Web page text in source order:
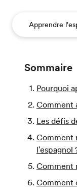
Apprendre
Sommaire
Pourquoi
Comment
Les défis
Comment
l'espagnol
Comment
Comment